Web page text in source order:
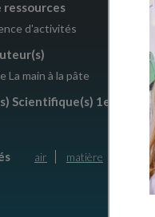
ressources
d'activités
La main à la pâte
Scientifique(s) 1er degré
air matière